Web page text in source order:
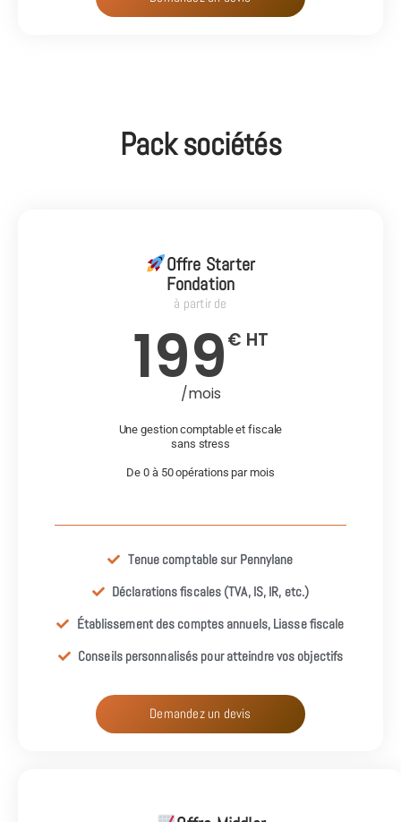
Pack sociétés
Offre Starter
Fondation
à partir de
199€ HT
/mois
Une gestion comptable et fiscale
sans stress
De 0 à 50 opérations par mois
Tenue comptable sur Pennylane
Déclarations fiscales (TVA, IS, IR, etc.)
Établissement des comptes annuels, Liasse fiscale
Conseils personnalisés pour atteindre vos objectifs
Demandez un devis